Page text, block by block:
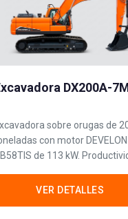
DX200A-
sobre orugas de
con motor DEVELON
de 113 kW.
movimiento de materiales
VER DETALLES